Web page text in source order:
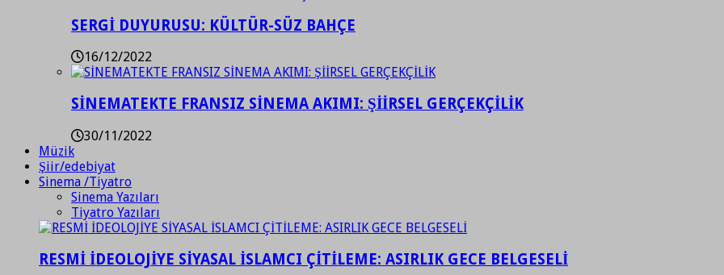
SERGİ DUYURUSU: KÜLTÜR-SÜZ BAHÇE
16/12/2022
SİNEMATEKTE FRANSIZ SİNEMA AKIMI: ŞİİRSEL GERÇEKÇİLİK
30/11/2022
Müzik
Şiir/edebiyat
Sinema /Tiyatro
Sinema Yazıları
Tiyatro Yazıları
RESMİ İDEOLOJİYE SİYASAL İSLAMCI ÇİTİLEME: ASIRLIK GECE BELGESELİ